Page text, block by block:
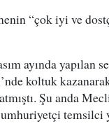
“çok iyi ve
ayında yapılan
koltuk
Şu anda
temsilci